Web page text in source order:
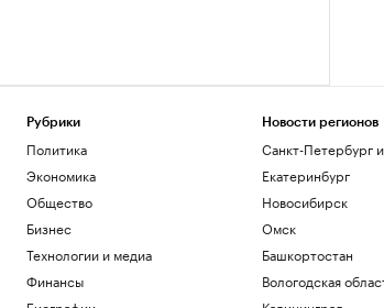
Рубрики
Политика
Экономика
Общество
Бизнес
Технологии и медиа
Финансы
Новости регионов
Санкт-Петербург
Екатеринбург
Новосибирск
Омск
Башкортостан
Вологодская